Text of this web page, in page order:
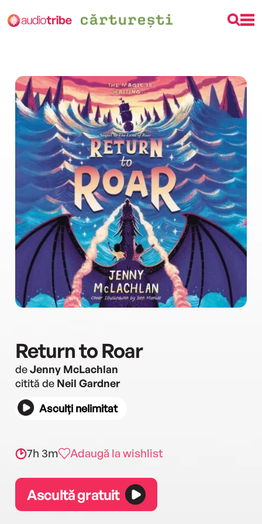
Return to Roar
deJenny McLachlan
citită de Neil Gardner
Asculți nelimitat
7h 3m Adaugă la wishlist
Ascultă gratuit